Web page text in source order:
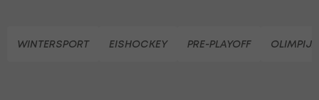
WINTERSPORT EISHOCKEY PRE-PLAYOFF